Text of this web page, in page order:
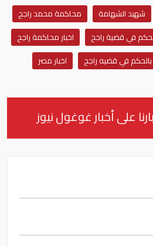
شهيد الشهامة
محاكمة محمد راجح
في قضية راجح
اخبار محاكمة راجح
في قضيه راجح
اخبار مصر
على أخبار غوغول نيوز